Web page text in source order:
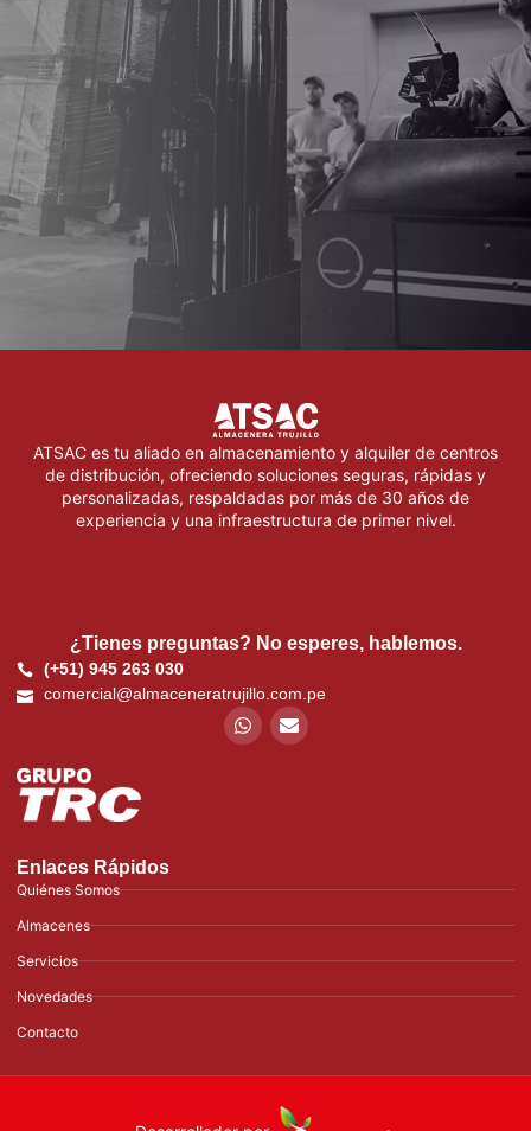
ATSAC es tu aliado en almacenamiento y alquiler de centros
de distribución, ofreciendo soluciones seguras, rápidas y
personalizadas, respaldadas por más de 30 años de
experiencia y una infraestructura de primer nivel.
¿Tienes preguntas? No esperes, hablemos.
(+51) 945 263 030
comercial@almaceneratrujillo.com.pe
Enlaces Rápidos
Quiénes Somos
Almacenes
Servicios
Novedades
Contacto